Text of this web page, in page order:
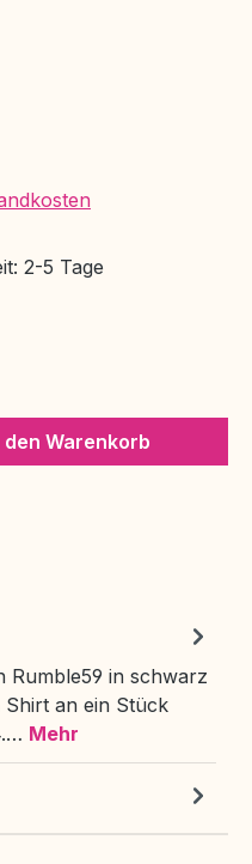
2-5 Tage
nicht verfügbar.)
ist zurzeit nicht verfügbar.)
den
den Warenkorb
Rumble59 in schwarz
Shirt an ein Stück
Mehr